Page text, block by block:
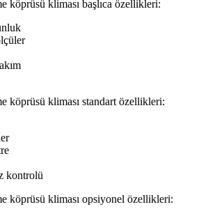
köprüsü kliması başlıca özellikleri:
köprüsü kliması standart özellikleri:
kontrolü
köprüsü kliması opsiyonel özellikleri: